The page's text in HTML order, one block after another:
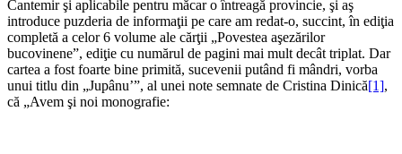
Cantemir şi aplicabile pentru măcar o întreagă provincie, şi aş
introduce puzderia de informaţii pe care am redat-o, succint, în ediţia
completă a celor 6 volume ale cărţii „Povestea aşezărilor
bucovinene”, ediţie cu numărul de pagini mai mult decât triplat. Dar
cartea a fost foarte bine primită, sucevenii putând fi mândri, vorba
unui titlu din „Jupânu’”, al unei note semnate de Cristina Dinică[1],
că „Avem şi noi monografie: